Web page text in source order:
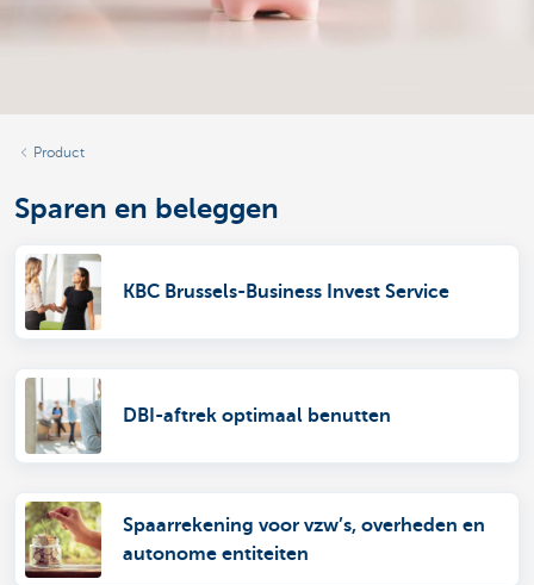
Product
Sparen en beleggen
KBC Brussels-Business Invest Service
DBI-aftrek optimaal benutten
Spaarrekening voor vzw’s, overheden en
autonome entiteiten